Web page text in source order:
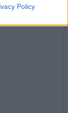
Policy